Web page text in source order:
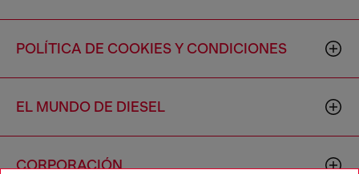
POLÍTICA DE COOKIES Y CONDICIONES
EL MUNDO DE DIESEL
CORPORACIÓN